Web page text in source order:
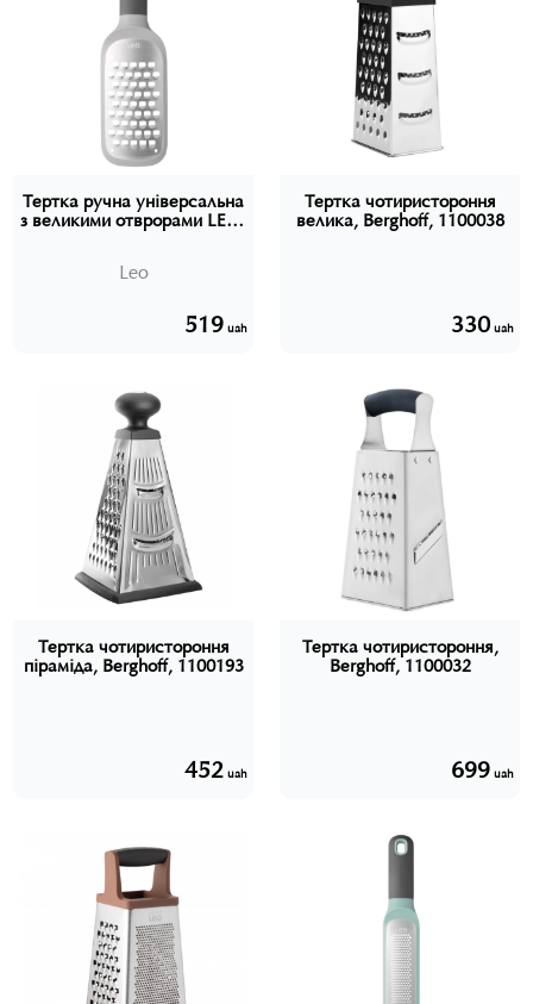
Тертка ручна універсальна
з великими отврорами LEO,
Leo
519 uah
Тертка чотиристороння
велика, Berghoff, 1100038
330 uah
Тертка чотиристороння
піраміда, Berghoff, 1100193
452 uah
Тертка чотиристороння,
Berghoff, 1100032
699 uah